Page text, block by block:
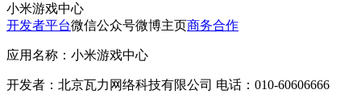
小米游戏中心
开发者平台微信公众号微博主页商务合作
应用名称：小米游戏中心
开发者：北京瓦力网络科技有限公司 电话：010-60606666